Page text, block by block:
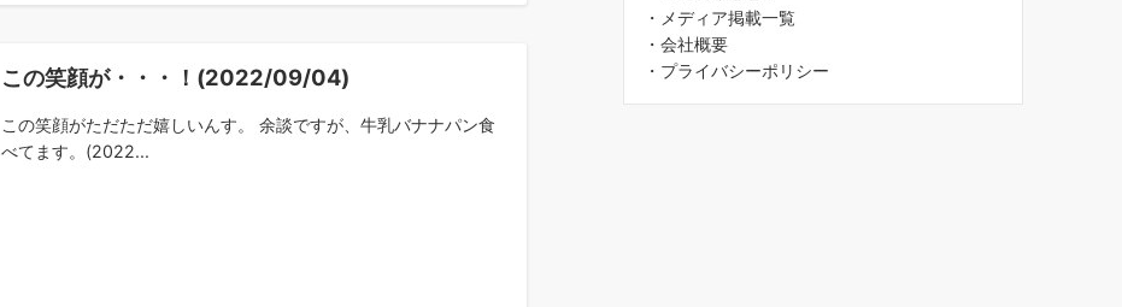
この笑顔が・・・！(2022/09/04)
この笑顔がただただ嬉しいんす。 余談ですが、牛乳バナナパン食
べてます。(2022...
・メディア掲載一覧
・会社概要
・プライバシーポリシー